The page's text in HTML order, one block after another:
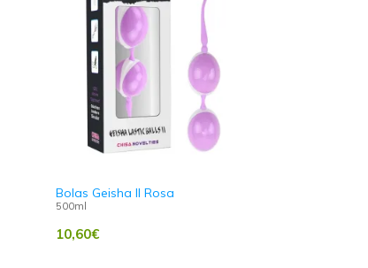
Bolas Geisha II Rosa
500ml
10,60€